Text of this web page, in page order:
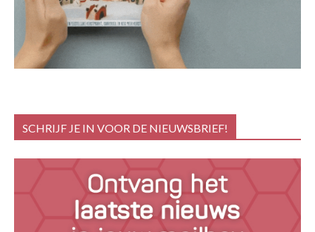
SCHRIJF JE IN VOOR DE NIEUWSBRIEF!